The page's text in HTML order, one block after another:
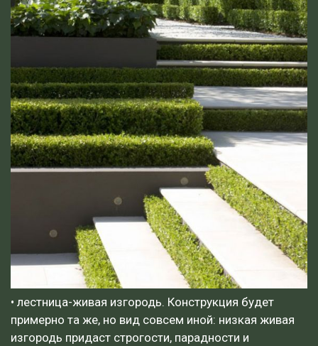
• лестница-живая изгородь. Конструкция будет
примерно та же, но вид совсем иной: низкая живая
изгородь придаст строгости, парадности и